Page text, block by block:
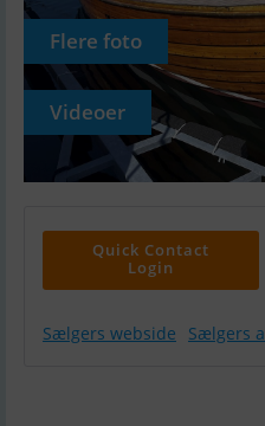
Flere foto
Videoer
Quick Contact
Login
Sælgers webside Sælgers